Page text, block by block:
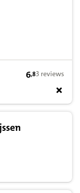
6,8 op basis
6,83 reviews